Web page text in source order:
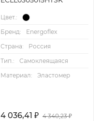
Цвет.:
Бренд:
Energoflex
Страна:
Россия
Тип.:
Самоклеящаяся
Материал:
Эластомер
4 036,41 ₽ 4 340,23₽